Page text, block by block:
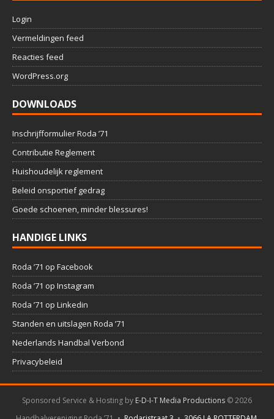
Login
Vermeldingen feed
Reacties feed
WordPress.org
DOWNLOADS
Inschrijfformulier Roda ’71
Contributie Reglement
Huishoudelijk reglement
Beleid onsportief gedrag
Goede schoenen, minder blessures!
HANDIGE LINKS
Roda ’71 op Facebook
Roda ’71 op Instagram
Roda ’71 op Linkedin
Standen en uitslagen Roda ’71
Nederlands Handbal Verbond
Privacybeleid
Sponsored Service & Hosting by E-D-I-T Media Productions ©2026